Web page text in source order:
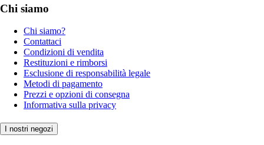
Chi siamo
Chi siamo?
Contattaci
Condizioni di vendita
Restituzioni e rimborsi
Esclusione di responsabilità legale
Metodi di pagamento
Prezzi e opzioni di consegna
Informativa sulla privacy
I nostri negozi